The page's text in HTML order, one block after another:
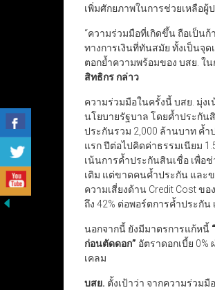
เพิ่มศักยภาพในการช่วยเหลือผู้
“ความร่วมมือที่เกิดขึ้น ถือเป็น
ทางการเงินที่ทันสมัย ทั้งเป็นจุ
ตอกย้ำความพร้อมของ บสย. ใ
สิทธิกร กล่าว
ความร่วมมือในครั้งนี้ บสย. มุ่ง
นโยบายรัฐบาล โดยค้ำประกัน
ประกันรวม 2,000 ล้านบาท ค้ำ
แรก ปีต่อไปคิดค่าธรรมเนียม
เน้นการค้ำประกันสินเชื่อ เพื่อ
เติม แต่ขาดคนค้ำประกัน และ
ความเสี่ยงด้าน Credit Cost ข
ถึง 42% ต่อพอร์ตการค้ำประกัน
นอกจากนี้ ยังมีมาตรการแก้หนี้ “
ก่อนตัดดอก” อัตราดอกเบี้ย
เคลม
บสย. ตั้งเป้าว่า จากความร่วม